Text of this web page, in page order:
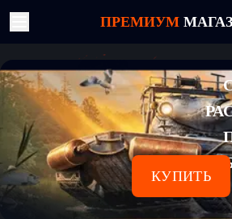
ПРЕМИУМ
КУПИТЬ